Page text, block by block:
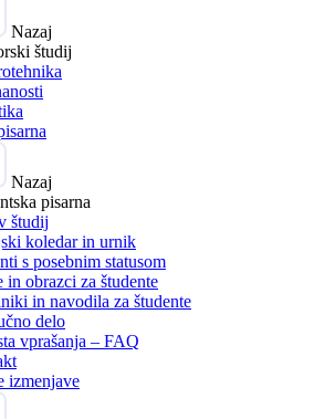
Nazaj
študij
Nazaj
pisarna
študij
koledar in urnik
s posebnim statusom
in obrazci za študente
in navodila za študente
delo
vprašanja – FAQ
izmenjave